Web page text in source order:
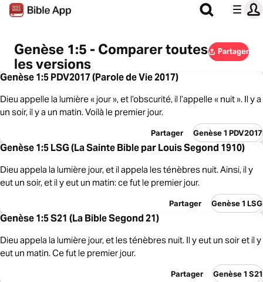
Genèse 1:5 - Comparer toutes
les versions
Partager
Genèse 1:5 PDV2017 (Parole de Vie 2017)
Dieu appelle la lumière « jour », et l’obscurité, il l’appelle « nuit ». Il y a
un soir, il y a un matin. Voilà le premier jour.
Partager Genèse 1 PDV2017
Genèse 1:5 LSG (La Sainte Bible par Louis Segond 1910)
Dieu appela la lumière jour, et il appela les ténèbres nuit. Ainsi, il y
eut un soir, et il y eut un matin: ce fut le premier jour.
Partager Genèse 1 LSG
Genèse 1:5 S21 (La Bible Segond 21)
Dieu appela la lumière jour, et les ténèbres nuit. Il y eut un soir et il y
eut un matin. Ce fut le premier jour.
Partager Genèse 1 S21